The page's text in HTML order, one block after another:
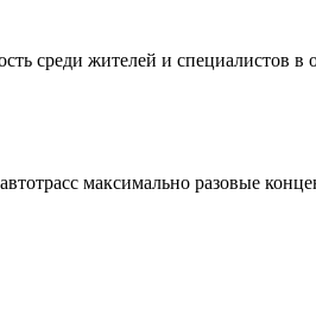
среди жителей и специалистов в
максимально разовые